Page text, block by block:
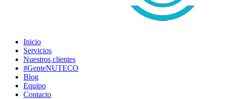
Inicio
Servicios
Nuestros clientes
#GenteNUTECO
Blog
Equipo
Contacto